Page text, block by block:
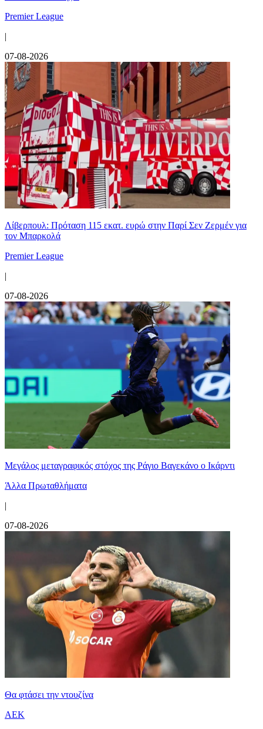
Premier League
|
07-08-2026
Λίβερπουλ: Πρόταση 115 εκατ. ευρώ στην Παρί Σεν Ζερμέν για
τον Μπαρκολά
Premier League
|
07-08-2026
Μεγάλος μεταγραφικός στόχος της Ράγιο Βαγεκάνο ο Ικάρντι
Άλλα Πρωταθλήματα
|
07-08-2026
Θα φτάσει την ντουζίνα
ΑΕΚ